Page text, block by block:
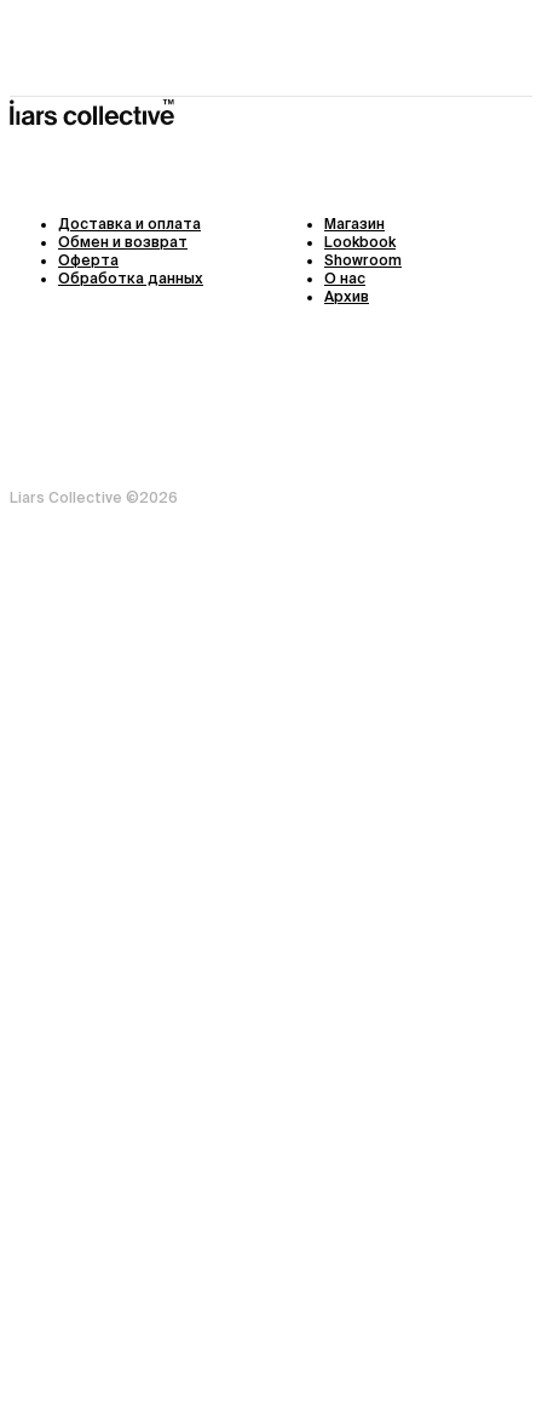
Liars Collective ©2026
Доставка и оплата
Обмен и возврат
Оферта
Обработка данных
Магазин
Lookbook
Showroom
О нас
Архив